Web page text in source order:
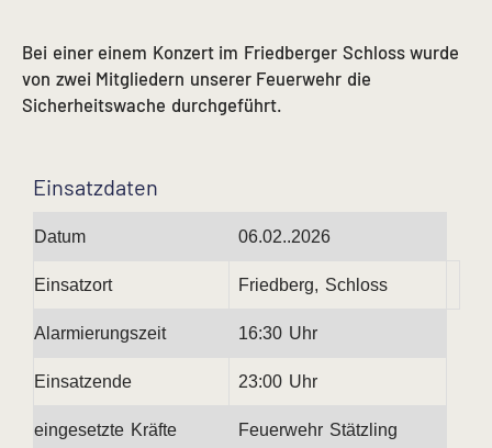
Bei einer einem Konzert im Friedberger Schloss wurde
von zwei Mitgliedern unserer Feuerwehr die
Sicherheitswache durchgeführt.
Einsatzdaten
Datum 06.02..2026
Einsatzort Friedberg, Schloss
Alarmierungszeit 16:30 Uhr
Einsatzende 23:00 Uhr
eingesetzte Kräfte Feuerwehr Stätzling